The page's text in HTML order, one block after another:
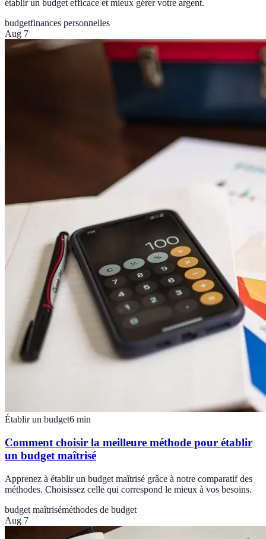
établir un budget efficace et mieux gérer votre argent.
budgetfinances personnelles
Aug 7
Établir un budget6 min
Comment choisir la meilleure méthode pour établir
un budget maîtrisé
Apprenez à établir un budget maîtrisé grâce à notre comparatif des
méthodes. Choisissez celle qui correspond le mieux à vos besoins.
budget maîtriséméthodes de budget
Aug 7